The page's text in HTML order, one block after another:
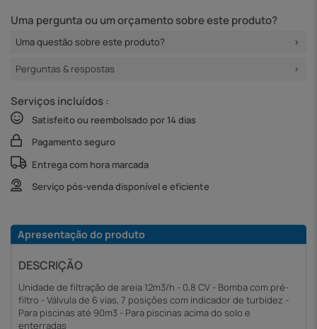
Uma pergunta ou um orçamento sobre este produto?
Uma questão sobre este produto?
Perguntas & respostas
Serviços incluídos :
Satisfeito ou reembolsado por 14 dias
Pagamento seguro
Entrega com hora marcada
Serviço pós-venda disponível e eficiente
Apresentação do produto
DESCRIÇÃO
Unidade de filtração de areia 12m3/h - 0,8 CV - Bomba com pré-
filtro - Válvula de 6 vias, 7 posições com indicador de turbidez -
Para piscinas até 90m3 - Para piscinas acima do solo e
enterradas